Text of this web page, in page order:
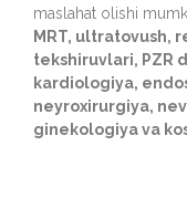
maslahat olishi
MRT, ultratovush,
tekshiruvlari, PZR
kardiologiya,
neyroxirurgiya,
ginekologiya va